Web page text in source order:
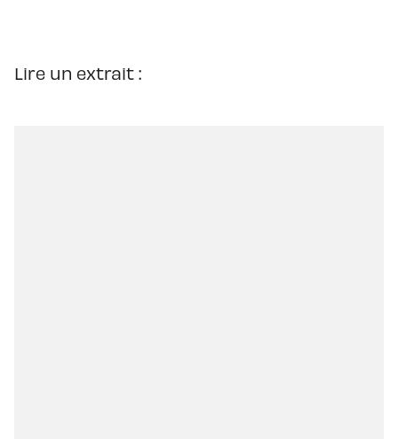
Lire un extrait :